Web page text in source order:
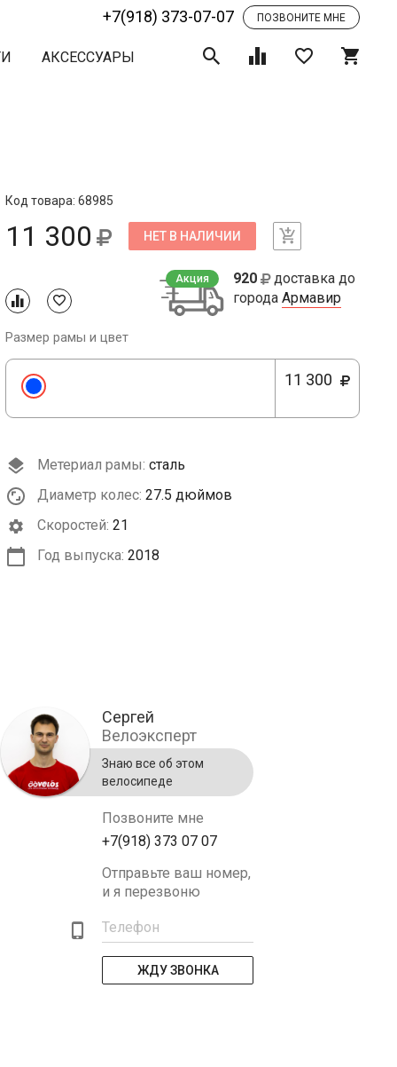
+7(918) 373-07-07 ПОЗВОНИТЕ МНЕ
АКСЕССУАРЫ
Код товара: 68985
11 300 НЕТ В НАЛИЧИИ
Акция 920
доставка до
города Армавир
Размер рамы и цвет
11 300
Метериал рамы: сталь
Диаметр колес: 27.5 дюймов
Cкоростей: 21
Год выпуска: 2018
Сергей
Велоэксперт
Знаю все об этом
велосипеде
Позвоните мне
+7(918) 373 07 07
Отправьте ваш номер,
и я перезвоню
Телефон
ЖДУ ЗВОНКА